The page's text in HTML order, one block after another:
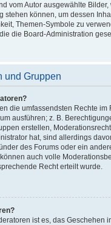
vom Autor ausgewählte
stehen können, um dessen
Themen-Symbole zu
die Board-Administration
und Gruppen
die umfassendsten Rechte im
ausführen; z. B.
erstellen,
hat, sind allerdings
des Forums oder ein
auch volle
Recht erteilt wurde.
ist es, das Geschehen